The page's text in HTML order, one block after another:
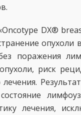
DX®
опухоли
поражения
риск
лечения,